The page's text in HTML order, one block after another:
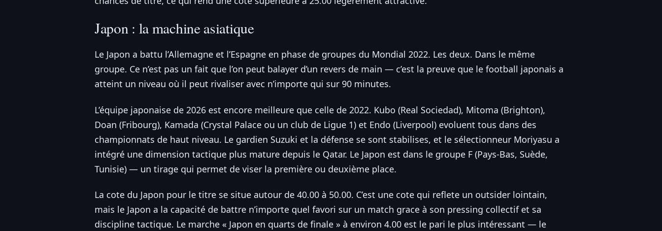
Japon : la machine asiatique
Le Japon a battu l’Allemagne et l’Espagne en phase de groupes du Mondial 2022. Les deux. Dans le même
groupe. Ce n’est pas un fait que l’on peut balayer d’un revers de main — c’est la preuve que le football japonais a
atteint un niveau où il peut rivaliser avec n’importe qui sur 90 minutes.
L’équipe japonaise de 2026 est encore meilleure que celle de 2022. Kubo (Real Sociedad), Mitoma (Brighton),
Doan (Fribourg), Kamada (Crystal Palace ou un club de Ligue 1) et Endo (Liverpool) evoluent tous dans des
championnats de haut niveau. Le gardien Suzuki et la défense se sont stabilises, et le sélectionneur Moriyasu a
intégré une dimension tactique plus mature depuis le Qatar. Le Japon est dans le groupe F (Pays-Bas, Suède,
Tunisie) — un tirage qui permet de viser la première ou deuxième place.
La cote du Japon pour le titre se situe autour de 40.00 à 50.00. C’est une cote qui reflete un outsider lointain,
mais le Japon a la capacité de battre n’importe quel favori sur un match grace à son pressing collectif et sa
discipline tactique. Le marche « Japon en quarts de finale » à environ 4.00 est le pari le plus intéressant — le